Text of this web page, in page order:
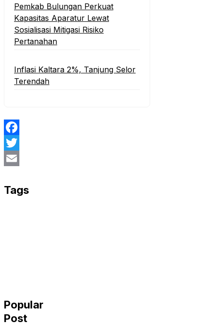
Pemkab Bulungan Perkuat
Kapasitas Aparatur Lewat
Sosialisasi Mitigasi Risiko
Pertanahan
Inflasi Kaltara 2%, Tanjung Selor
Terendah
Facebook
Twitter
Tags
Popular
Post